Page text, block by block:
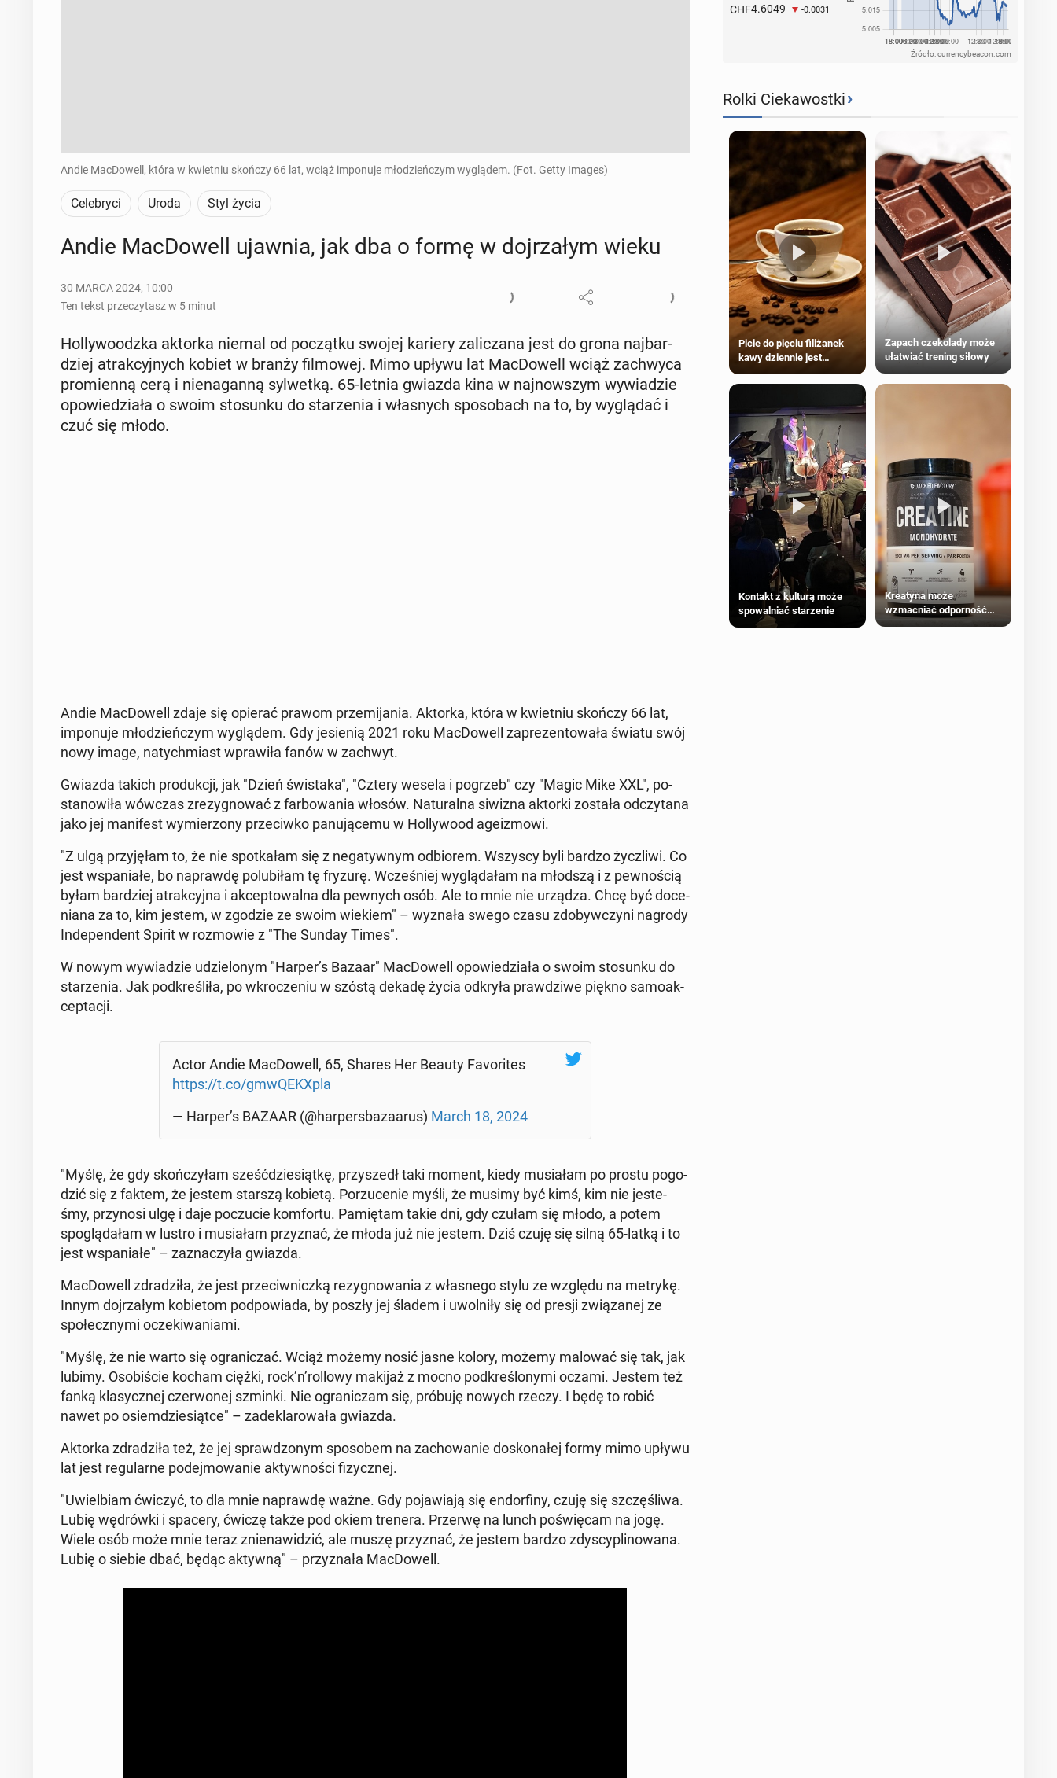
Andie MacDowell, która w kwietniu skończy 66 lat, wciąż imponuje młodzieńczym wyglądem. (Fot. Getty Images)
Celebryci Uroda Styl życia
Andie Mac­Do­well ujawnia, jak dba o formę w doj­rza­łym wieku
30 MARCA 2024, 10:00
Ten tekst przeczytasz w 5 minut
Hol­ly­wo­odz­ka aktorka niemal od po­cząt­ku swojej kariery za­li­cza­na jest do grona naj­bar­
dziej atrak­cyj­nych kobiet w branży fil­mo­wej. Mimo upływu lat Mac­Do­well wciąż za­chwy­ca
pro­mien­ną cerą i nie­na­gan­ną syl­wet­ką. 65-letnia gwiazda kina w naj­now­szym wy­wia­dzie
opo­wie­dzia­ła o swoim sto­sun­ku do sta­rze­nia i wła­snych spo­so­bach na to, by wy­glą­dać i
czuć się młodo.
Andie Mac­Do­well zdaje się opierać prawom prze­mi­ja­nia. Aktorka, która w kwiet­niu skończy 66 lat,
im­po­nu­je mło­dzień­czym wy­glą­dem. Gdy je­sie­nią 2021 roku Mac­Do­well za­pre­zen­to­wa­ła światu swój
nowy image, na­tych­miast wpra­wi­ła fanów w zachwyt.
Gwiazda takich pro­duk­cji, jak "Dzień świ­sta­ka", "Cztery wesela i pogrzeb" czy "Magic Mike XXL", po­
sta­no­wi­ła wówczas zre­zy­gno­wać z far­bo­wa­nia włosów. Na­tu­ral­na siwizna aktorki została od­czy­ta­na
jako jej ma­ni­fest wy­mie­rzo­ny prze­ciw­ko pa­nu­ją­ce­mu w Hol­ly­wo­od age­izmo­wi.
"Z ulgą przy­ję­łam to, że nie spo­tka­łam się z ne­ga­tyw­nym od­bio­rem. Wszyscy byli bardzo życz­li­wi. Co
jest wspa­nia­łe, bo na­praw­dę po­lu­bi­łam tę fryzurę. Wcze­śniej wy­glą­da­łam na młodszą i z pew­no­ścią
byłam bar­dziej atrak­cyj­na i ak­cep­to­wal­na dla pewnych osób. Ale to mnie nie urządza. Chcę być do­ce­
nia­na za to, kim jestem, w zgodzie ze swoim wiekiem" – wyznała swego czasu zdo­byw­czy­ni nagrody
In­de­pen­dent Spirit w roz­mo­wie z "The Sunday Times".
W nowym wy­wia­dzie udzie­lo­nym "Harper’s Bazaar" Mac­Do­well opo­wie­dzia­ła o swoim sto­sun­ku do
sta­rze­nia. Jak pod­kre­śli­ła, po wkro­cze­niu w szóstą dekadę życia odkryła praw­dzi­we piękno sa­mo­ak­
cep­ta­cji.
Actor Andie Mac­Do­well, 65, Shares Her Beauty Fa­vo­ri­tes
https://t.co/gmwQE­KXpla
— Harper’s BAZAAR (@har­pers­ba­za­arus) March 18, 2024
"Myślę, że gdy skoń­czy­łam sześć­dzie­siąt­kę, przy­szedł taki moment, kiedy mu­sia­łam po prostu po­go­
dzić się z faktem, że jestem starszą kobietą. Po­rzu­ce­nie myśli, że musimy być kimś, kim nie je­ste­
śmy, przy­no­si ulgę i daje po­czu­cie kom­for­tu. Pa­mię­tam takie dni, gdy czułam się młodo, a potem
spo­glą­da­łam w lustro i mu­sia­łam przy­znać, że młoda już nie jestem. Dziś czuję się silną 65-latką i to
jest wspa­nia­łe" – za­zna­czy­ła gwiazda.
Mac­Do­well zdra­dzi­ła, że jest prze­ciw­nicz­ką re­zy­gno­wa­nia z wła­sne­go stylu ze względu na metrykę.
Innym doj­rza­łym ko­bie­tom pod­po­wia­da, by poszły jej śladem i uwol­ni­ły się od presji zwią­za­nej ze
spo­łecz­ny­mi ocze­ki­wa­nia­mi.
"Myślę, że nie warto się ogra­ni­czać. Wciąż możemy nosić jasne kolory, możemy malować się tak, jak
lubimy. Oso­bi­ście kocham ciężki, rock’n’rollowy makijaż z mocno pod­kre­ślo­ny­mi oczami. Jestem też
fanką kla­sycz­nej czer­wo­nej szminki. Nie ogra­ni­czam się, próbuję nowych rzeczy. I będę to robić
nawet po osiem­dzie­siąt­ce" – za­de­kla­ro­wa­ła gwiazda.
Aktorka zdra­dzi­ła też, że jej spraw­dzo­nym spo­so­bem na za­cho­wa­nie do­sko­na­łej formy mimo upływu
lat jest re­gu­lar­ne po­dej­mo­wa­nie ak­tyw­no­ści fi­zycz­nej.
"Uwiel­biam ćwiczyć, to dla mnie na­praw­dę ważne. Gdy po­ja­wia­ją się en­dor­fi­ny, czuję się szczę­śli­wa.
Lubię wę­drów­ki i spacery, ćwiczę także pod okiem trenera. Przerwę na lunch po­świę­cam na jogę.
Wiele osób może mnie teraz znie­na­wi­dzić, ale muszę przy­znać, że jestem bardzo zdy­scy­pli­no­wa­na.
Lubię o siebie dbać, będąc aktywną" – przy­zna­ła Mac­Do­well.
CHF4.6049 -0.0031
Źródło: currencybeacon.com
Rolki Ciekawostki›
Picie do pięciu filiżanek
kawy dziennie jest
większości dorosłych
Zapach czekolady może
ułatwiać trening siłowy
Kontakt z kulturą może
spowalniać starzenie
Kreatyna może
wzmacniać odporność
przeciw nowotworom